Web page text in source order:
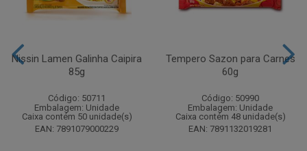
Nissin Lamen Galinha Caipira
85g
Código: 50711
Embalagem: Unidade
Caixa contém 50 unidade(s)
EAN: 7891079000229
Tempero Sazon para Carnes
60g
Código: 50990
Embalagem: Unidade
Caixa contém 48 unidade(s)
EAN: 7891132019281